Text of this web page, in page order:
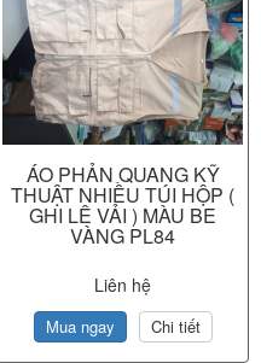
ÁO PHẢN QUANG KỸ
THUẬT NHIỀU TÚI HỘP (
GHI LÊ VẢI ) MÀU BE
VÀNG PL84
Liên hệ
Mua ngay Chi tiết